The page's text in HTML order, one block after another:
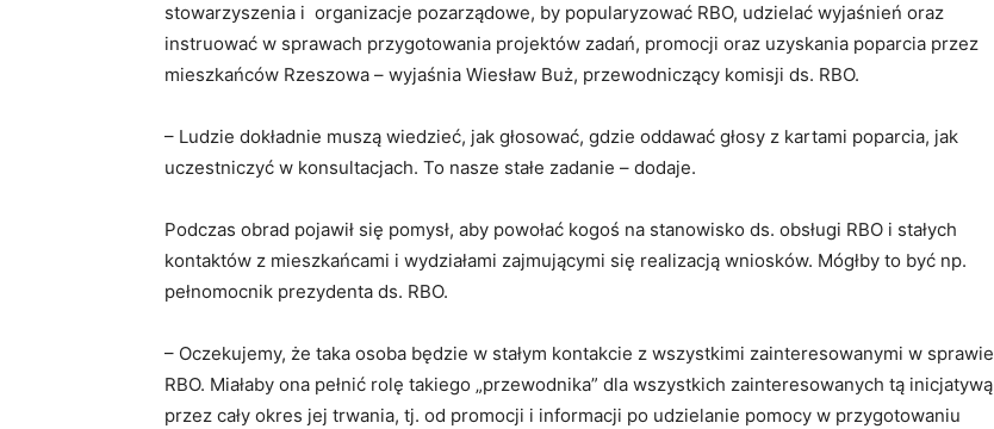
stowarzyszenia i organizacje pozarządowe, by popularyzować RBO, udzielać wyjaśnień oraz
instruować w sprawach przygotowania projektów zadań, promocji oraz uzyskania poparcia przez
mieszkańców Rzeszowa – wyjaśnia Wiesław Buż, przewodniczący komisji ds. RBO.
– Ludzie dokładnie muszą wiedzieć, jak głosować, gdzie oddawać głosy z kartami poparcia, jak
uczestniczyć w konsultacjach. To nasze stałe zadanie – dodaje.
Podczas obrad pojawił się pomysł, aby powołać kogoś na stanowisko ds. obsługi RBO i stałych
kontaktów z mieszkańcami i wydziałami zajmującymi się realizacją wniosków. Mógłby to być np.
pełnomocnik prezydenta ds. RBO.
– Oczekujemy, że taka osoba będzie w stałym kontakcie z wszystkimi zainteresowanymi w sprawie
RBO. Miałaby ona pełnić rolę takiego „przewodnika” dla wszystkich zainteresowanych tą inicjatywą
przez cały okres jej trwania, tj. od promocji i informacji po udzielanie pomocy w przygotowaniu